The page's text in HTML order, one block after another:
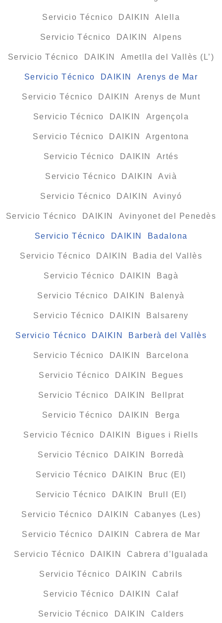
Servicio Técnico DAIKIN Alella
Servicio Técnico DAIKIN Alpens
Servicio Técnico DAIKIN Ametlla del Vallès (L’)
Servicio Técnico DAIKIN Arenys de Mar
Servicio Técnico DAIKIN Arenys de Munt
Servicio Técnico DAIKIN Argençola
Servicio Técnico DAIKIN Argentona
Servicio Técnico DAIKIN Artés
Servicio Técnico DAIKIN Avià
Servicio Técnico DAIKIN Avinyó
Servicio Técnico DAIKIN Avinyonet del Penedès
Servicio Técnico DAIKIN Badalona
Servicio Técnico DAIKIN Badia del Vallès
Servicio Técnico DAIKIN Bagà
Servicio Técnico DAIKIN Balenyà
Servicio Técnico DAIKIN Balsareny
Servicio Técnico DAIKIN Barberà del Vallès
Servicio Técnico DAIKIN Barcelona
Servicio Técnico DAIKIN Begues
Servicio Técnico DAIKIN Bellprat
Servicio Técnico DAIKIN Berga
Servicio Técnico DAIKIN Bigues i Riells
Servicio Técnico DAIKIN Borredà
Servicio Técnico DAIKIN Bruc (El)
Servicio Técnico DAIKIN Brull (El)
Servicio Técnico DAIKIN Cabanyes (Les)
Servicio Técnico DAIKIN Cabrera de Mar
Servicio Técnico DAIKIN Cabrera d’Igualada
Servicio Técnico DAIKIN Cabrils
Servicio Técnico DAIKIN Calaf
Servicio Técnico DAIKIN Calders